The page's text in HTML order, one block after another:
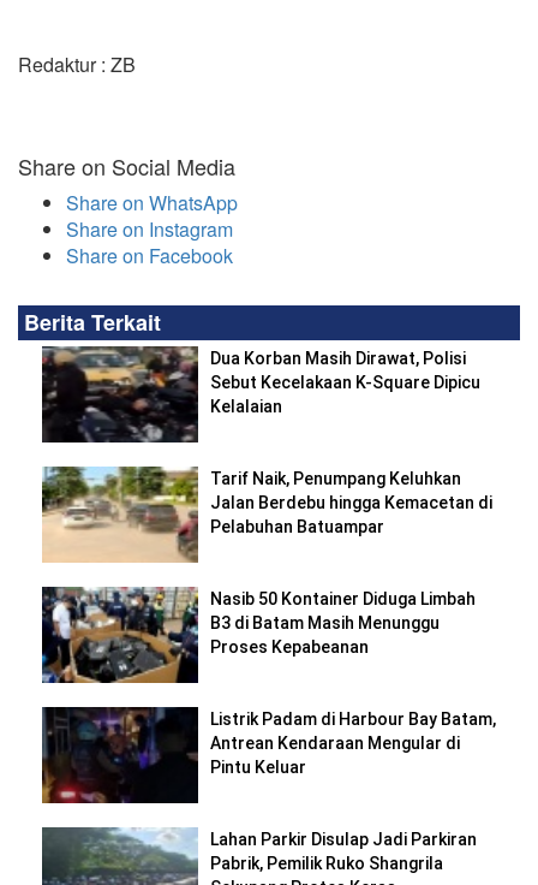
Redaktur : ZB
Share on Social Media
Share on WhatsApp
Share on Instagram
Share on Facebook
Berita Terkait
Dua Korban Masih Dirawat, Polisi
Sebut Kecelakaan K-Square Dipicu
Kelalaian
Tarif Naik, Penumpang Keluhkan
Jalan Berdebu hingga Kemacetan di
Pelabuhan Batuampar
Nasib 50 Kontainer Diduga Limbah
B3 di Batam Masih Menunggu
Proses Kepabeanan
Listrik Padam di Harbour Bay Batam,
Antrean Kendaraan Mengular di
Pintu Keluar
Lahan Parkir Disulap Jadi Parkiran
Pabrik, Pemilik Ruko Shangrila